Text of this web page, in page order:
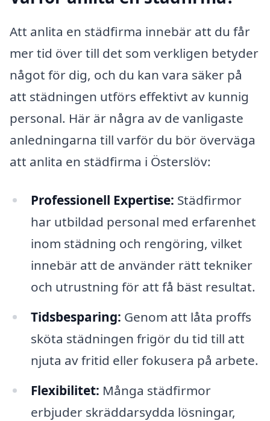
Att anlita en städfirma innebär att du får
mer tid över till det som verkligen betyder
något för dig, och du kan vara säker på
att städningen utförs effektivt av kunnig
personal. Här är några av de vanligaste
anledningarna till varför du bör överväga
att anlita en städfirma i Österslöv:
Professionell Expertise: Städfirmor
har utbildad personal med erfarenhet
inom städning och rengöring, vilket
innebär att de använder rätt tekniker
och utrustning för att få bäst resultat.
Tidsbesparing: Genom att låta proffs
sköta städningen frigör du tid till att
njuta av fritid eller fokusera på arbete.
Flexibilitet: Många städfirmor
erbjuder skräddarsydda lösningar,